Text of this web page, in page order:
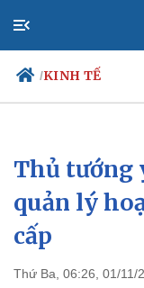
/KINH TẾ
Chính trị
Đảng
Tổ chức nhân sự
Quốc hội
Nhận diện sự thật
Thủ tướng
quản lý
cấp
Thứ Ba, 06:26, 01/11/